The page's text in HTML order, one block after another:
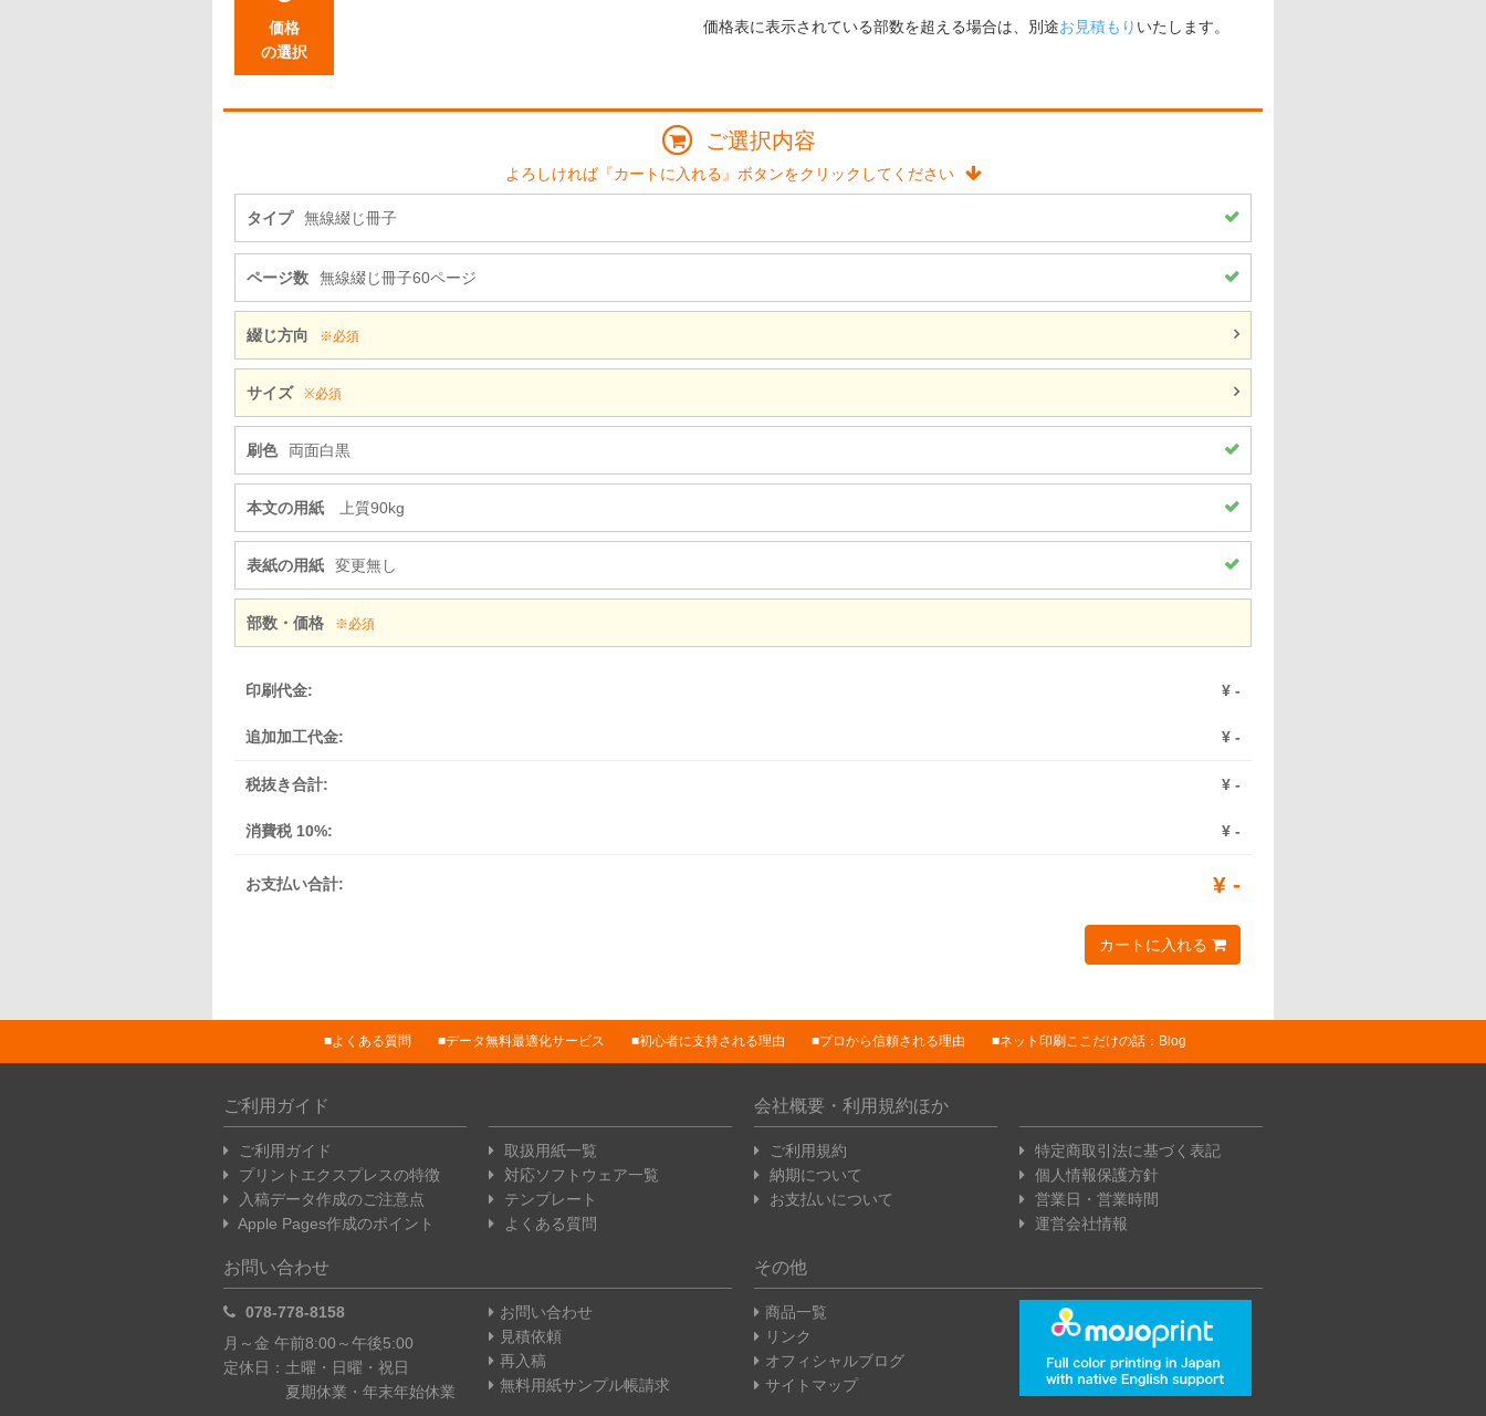
価格
の選択
価格表に表示されている部数を超える場合は、別途お見積もり いたします。
ご選択内容
よろしければ『カートに入れる』ボタンをクリックしてください
タイプ 無線綴じ冊子
ページ数 無線綴じ冊子60ページ
綴じ方向 ※必須
サイズ ※必須
刷色 両面白黒
本文の用紙 上質90kg
表紙の用紙 変更無し
部数・価格 ※必須
印刷代金: ¥ -
追加加工代金: ¥ -
税抜き合計: ¥ -
消費税 10%: ¥ -
お支払い合計: ¥ -
カートに入れる
よくある質問 データ無料最適化サービス 初心者に支持される理由 プロから信頼される理由 ネット印刷ここだけの話：Blog
ご利用ガイド
ご利用ガイド
プリントエクスプレスの特徴
入稿データ作成のご注意点
Apple Pages作成のポイント
取扱用紙一覧
対応ソフトウェア一覧
テンプレート
よくある質問
会社概要・利用規約ほか
ご利用規約
納期について
お支払いについて
特定商取引法に基づく表記
個人情報保護方針
営業日・営業時間
運営会社情報
お問い合わせ
078-778-8158
月～金 午前8:00～午後5:00
定休日：土曜・日曜・祝日
夏期休業・年末年始休業
お問い合わせ
見積依頼
再入稿
無料用紙サンプル帳請求
その他
商品一覧
リンク
オフィシャルブログ
サイトマップ